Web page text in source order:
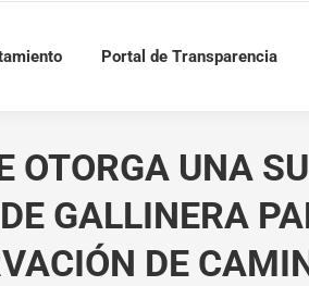
Portal de Transparencia
OTORGA UNA
GALLINERA
DE